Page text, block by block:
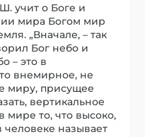
учит о Боге и
мира Богом мир
„Вначале, – так
Бог небо и
– это в
внемирное, не
миру, присущее
вертикальное
мире то, что высоко,
человеке называет